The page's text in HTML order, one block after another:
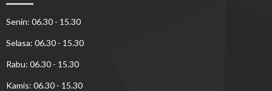
Senin: 06.30 - 15.30
Selasa: 06.30 - 15.30
Rabu: 06.30 - 15.30
Kamis: 06.30 - 15.30